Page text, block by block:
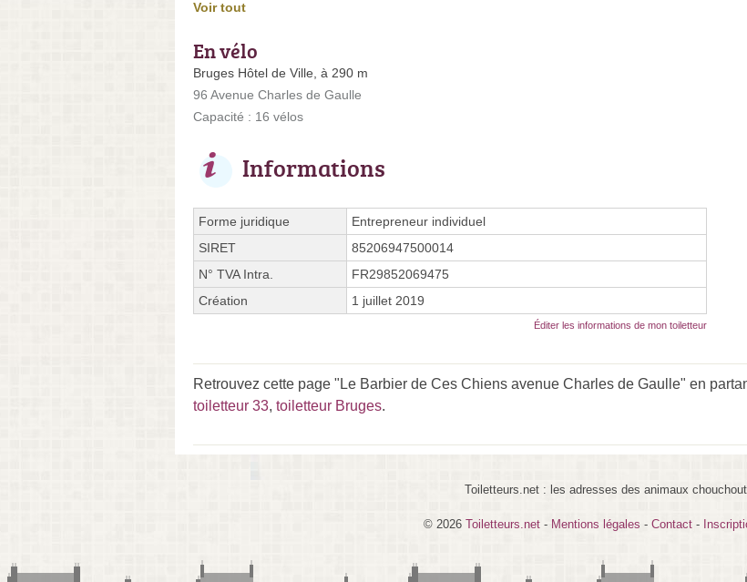
Voir tout
En vélo
Bruges Hôtel de Ville, à 290 m
96 Avenue Charles de Gaulle
Capacité : 16 vélos
Informations
Forme juridique
Entrepreneur individuel
SIRET
85206947500014
N° TVA Intra.
FR29852069475
Création
1 juillet 2019
Éditer les informations de mon toiletteur
Retrouvez cette page "Le Barbier de Ces Chiens avenue Charles de Gaulle" en
toiletteur 33, toiletteur Bruges.
Toiletteurs.net : les adresses des animaux
© 2026 Toiletteurs.net - Mentions légales - Contact -